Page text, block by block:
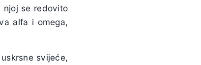
njoj se redovito
alfa i omega,
svijeće,